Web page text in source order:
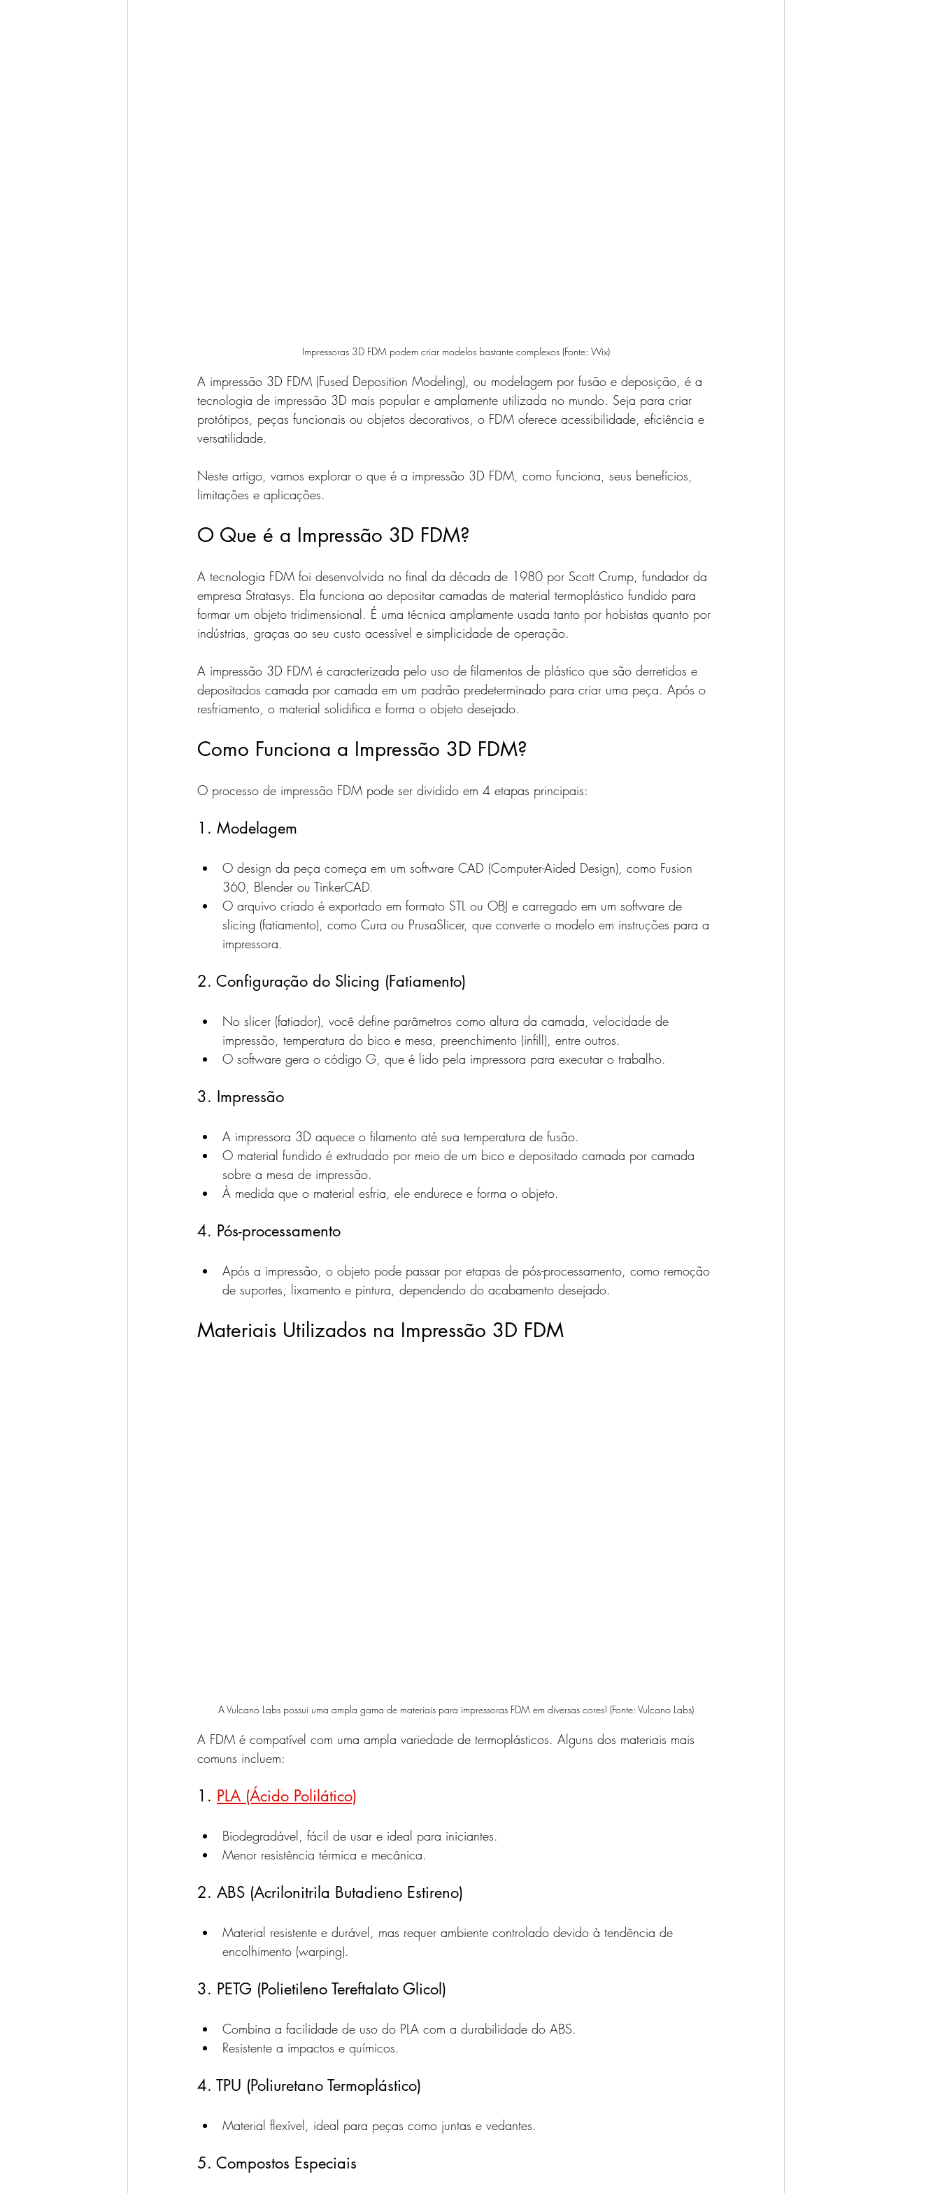
Impressoras 3D FDM podem criar modelos bastante complexos (Fonte: Wix)
A impressão 3D FDM (Fused Deposition Modeling), ou modelagem por fusão e deposição, é a
tecnologia de impressão 3D mais popular e amplamente utilizada no mundo. Seja para criar
protótipos, peças funcionais ou objetos decorativos, o FDM oferece acessibilidade, eficiência e
versatilidade.
Neste artigo, vamos explorar o que é a impressão 3D FDM, como funciona, seus benefícios,
limitações e aplicações.
O Que é a Impressão 3D FDM?
A tecnologia FDM foi desenvolvida no final da década de 1980 por Scott Crump, fundador da
empresa Stratasys. Ela funciona ao depositar camadas de material termoplástico fundido para
formar um objeto tridimensional. É uma técnica amplamente usada tanto por hobistas quanto por
indústrias, graças ao seu custo acessível e simplicidade de operação.
A impressão 3D FDM é caracterizada pelo uso de filamentos de plástico que são derretidos e
depositados camada por camada em um padrão predeterminado para criar uma peça. Após o
resfriamento, o material solidifica e forma o objeto desejado.
Como Funciona a Impressão 3D FDM?
O processo de impressão FDM pode ser dividido em 4 etapas principais:
1. Modelagem
O design da peça começa em um software CAD (Computer-Aided Design), como Fusion
360, Blender ou TinkerCAD.
O arquivo criado é exportado em formato STL ou OBJ e carregado em um software de
slicing (fatiamento), como Cura ou PrusaSlicer, que converte o modelo em instruções para a
impressora.
2. Configuração do Slicing (Fatiamento)
No slicer (fatiador), você define parâmetros como altura da camada, velocidade de
impressão, temperatura do bico e mesa, preenchimento (infill), entre outros.
O software gera o código G, que é lido pela impressora para executar o trabalho.
3. Impressão
A impressora 3D aquece o filamento até sua temperatura de fusão.
O material fundido é extrudado por meio de um bico e depositado camada por camada
sobre a mesa de impressão.
À medida que o material esfria, ele endurece e forma o objeto.
4. Pós-processamento
Após a impressão, o objeto pode passar por etapas de pós-processamento, como remoção
de suportes, lixamento e pintura, dependendo do acabamento desejado.
Materiais Utilizados na Impressão 3D FDM
A Vulcano Labs possui uma ampla gama de materiais para impressoras FDM em diversas cores! (Fonte: Vulcano Labs)
A FDM é compatível com uma ampla variedade de termoplásticos. Alguns dos materiais mais
comuns incluem:
1. PLA (Ácido Polilático)
Biodegradável, fácil de usar e ideal para iniciantes.
Menor resistência térmica e mecânica.
2. ABS (Acrilonitrila Butadieno Estireno)
Material resistente e durável, mas requer ambiente controlado devido à tendência de
encolhimento (warping).
3. PETG (Polietileno Tereftalato Glicol)
Combina a facilidade de uso do PLA com a durabilidade do ABS.
Resistente a impactos e químicos.
4. TPU (Poliuretano Termoplástico)
Material flexível, ideal para peças como juntas e vedantes.
5. Compostos Especiais